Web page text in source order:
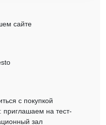
сайте
с покупкой
на тест-
зал